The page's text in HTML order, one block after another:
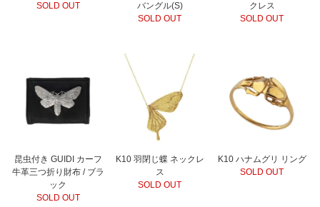
SOLD OUT
バングル(S)
SOLD OUT
クレス
SOLD OUT
昆虫付き GUIDI カーフ
牛革三つ折り財布 / ブラ
ック
SOLD OUT
K10 羽閉じ蝶 ネックレ
ス
SOLD OUT
K10 ハナムグリ リング
SOLD OUT